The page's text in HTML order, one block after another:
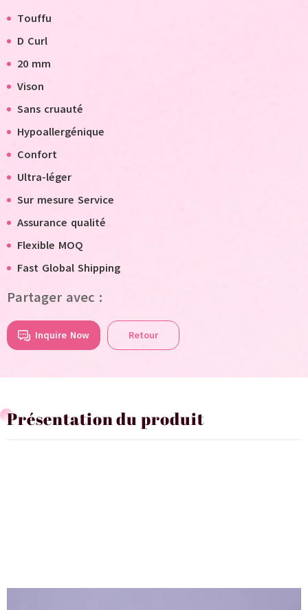
Touffu
D Curl
20 mm
Vison
Sans cruauté
Hypoallergénique
Confort
Ultra-léger
Sur mesure Service
Assurance qualité
Flexible MOQ
Fast Global Shipping
Partager avec :
Inquire Now Retour
Présentation du produit